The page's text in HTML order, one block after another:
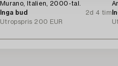
Murano, Italien, 2000-tal.
Inga bud
2d 4 tim
Utropspris 200 EUR